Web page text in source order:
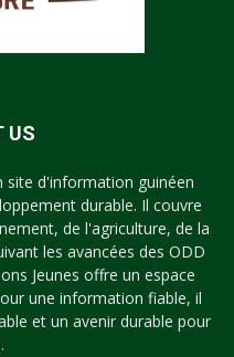
US
site d'information guinéen
durable. Il couvre
de l'agriculture, de la
les avancées des ODD
Jeunes offre un espace
une information fiable, il
et un avenir durable pour